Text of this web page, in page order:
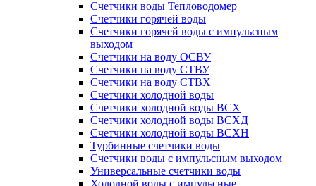
Счетчики воды Тепловодомер
Счетчики горячей воды
Счетчики горячей воды с импульсным
выходом
Счетчики на воду ОСВУ
Счетчики на воду СТВУ
Счетчики на воду СТВХ
Счетчики холодной воды
Счетчики холодной воды ВСХ
Счетчики холодной воды ВСХД
Счетчики холодной воды ВСХН
Турбинные счетчики воды
Счетчики воды с импульсным выходом
Универсальные счетчики воды
Холодной воды с импульсные